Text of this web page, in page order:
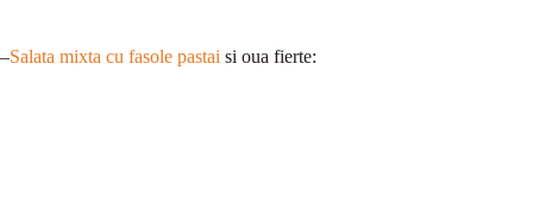
–Salata mixta cu fasole pastai si oua fierte: